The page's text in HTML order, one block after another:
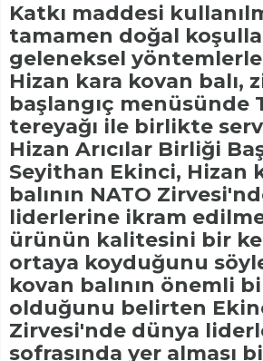
Katkı maddesi
tamamen doğal
geleneksel
Hizan kara kovan balı,
başlangıç menüsünde
tereyağı ile birlikte
Hizan Arıcılar Birliği
Seyithan Ekinci, Hizan
balının NATO
liderlerine ikram
ürünün kalitesini bir
ortaya koyduğunu
kovan balının önemli
olduğunu belirten
Zirvesi'nde dünya
sofrasında yer alması